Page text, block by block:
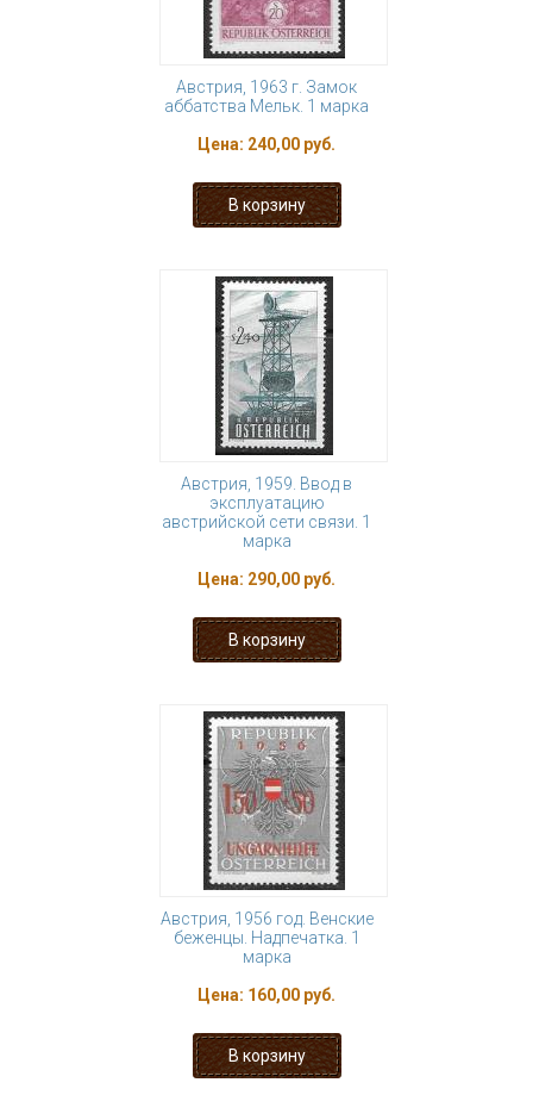
Австрия, 1963 г. Замок
аббатства Мельк. 1 марка
Цена: 240,00 руб.
Австрия, 1959. Ввод в
эксплуатацию
австрийской сети связи. 1
марка
Цена: 290,00 руб.
Австрия, 1956 год. Венские
беженцы. Надпечатка. 1
марка
Цена: 160,00 руб.